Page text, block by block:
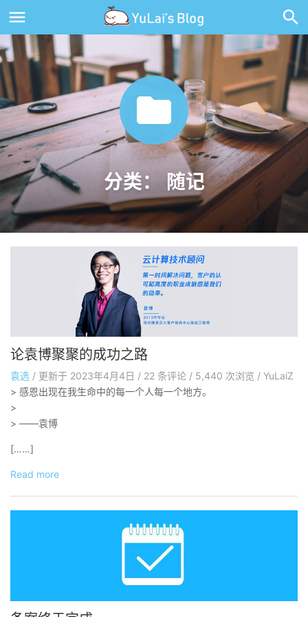
分类： 随记
论袁博聚聚的成功之路
袁选 / 更新于 2023年4月4日 / 22 条评论 / 5,440 次浏览 / YuLaiZ
> 感恩出现在我生命中的每一个人每一个地方。
>
> ——袁博
[……]
Read more